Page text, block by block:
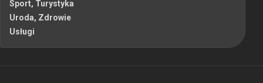
Sport, Turystyka
Uroda, Zdrowie
Usługi